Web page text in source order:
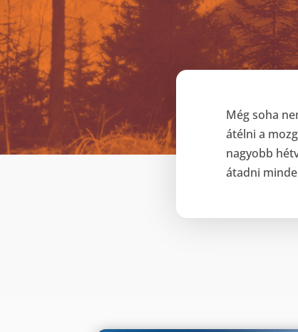
Még soha
átélni a
nagyobb
átadni